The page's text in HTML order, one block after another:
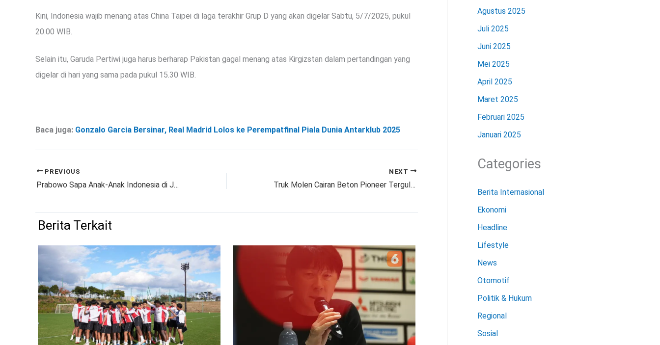
Kini, Indonesia wajib menang atas China Taipei di laga terakhir Grup D yang akan digelar Sabtu, 5/7/2025, pukul
20.00 WIB.
Selain itu, Garuda Pertiwi juga harus berharap Pakistan gagal menang atas Kirgizstan dalam pertandingan yang
digelar di hari yang sama pada pukul 15.30 WIB.
Baca juga: Gonzalo Garcia Bersinar, Real Madrid Lolos ke Perempatfinal Piala Dunia Antarklub 2025
PREVIOUS
Prabowo Sapa Anak-Anak Indonesia di Jeddah
NEXT
Truk Molen Cairan Beton Pioneer Terguling di Jl Kp Cangkurawok Desa Babakan Bogor, Lalu Lintas Dialihkan !
Berita Terkait
Agustus 2025
Juli 2025
Juni 2025
Mei 2025
April 2025
Maret 2025
Februari 2025
Januari 2025
Categories
Berita Internasional
Ekonomi
Headline
Lifestyle
News
Otomotif
Politik & Hukum
Regional
Sosial